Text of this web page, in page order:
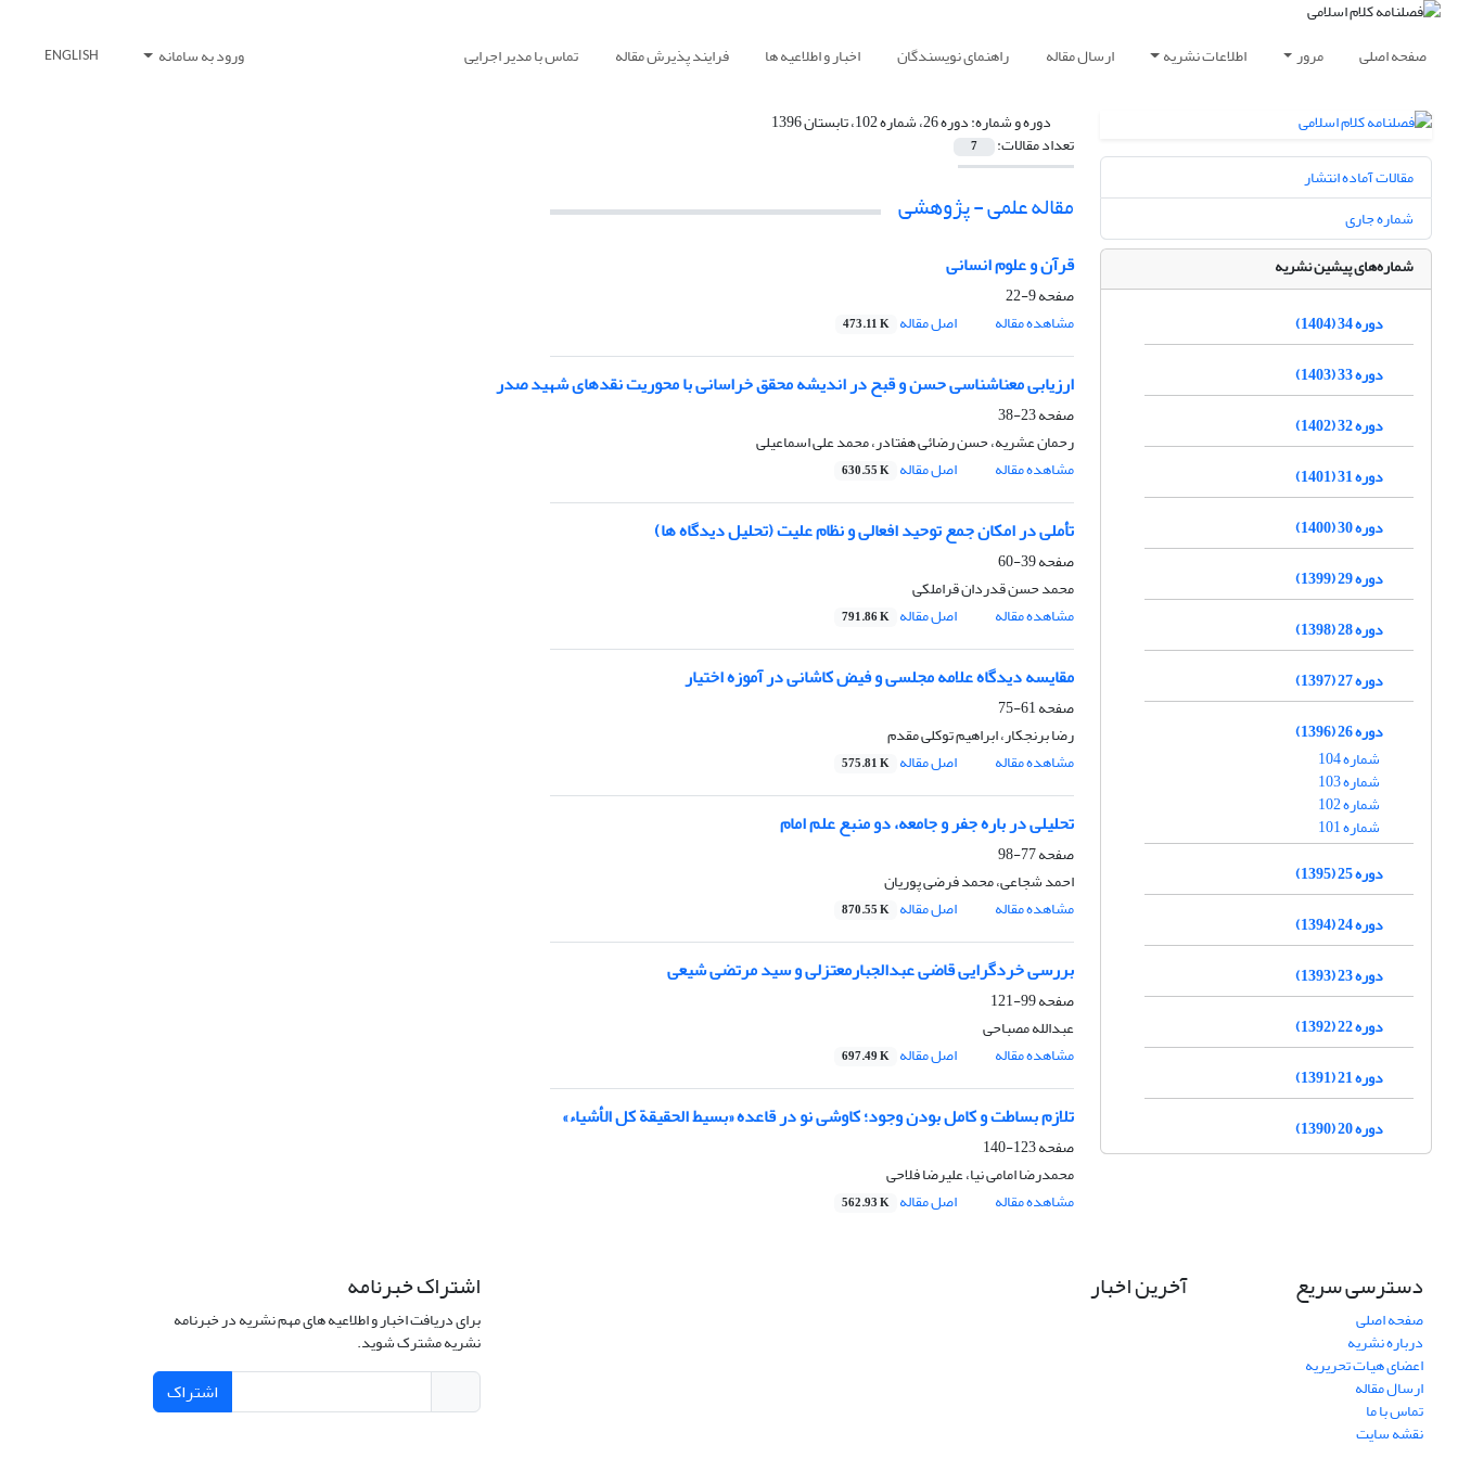
صفحه اصلی مرور اطلاعات نشریه ارسال مقاله راهنمای نویسندگان اخبار و اطلاعیه ها فرایند پذیرش مقاله تماس با مدیر اجرایی ورود به سامانه ENGLISH
دوره و شماره:دوره 26، شماره 102، تابستان 1396
تعداد مقالات: 7
مقاله علمی - پژوهشی
قرآن و علوم انسانی
صفحه9-22
مشاهده مقاله
اصل مقاله 473.11 K
ارزیابی معناشناسی حسن و قبح در اندیشه محقق خراسانی با محوریت نقدهای شهید صدر
صفحه23-38
رحمان عشریه، حسن رضائی هفتادر، محمد علی اسماعیلی
مشاهده مقاله
اصل مقاله 630.55 K
تأملی در امکان جمع توحید افعالی و نظام علیت (تحلیل دیدگاه ها)
صفحه39-60
محمد حسن قدردان قراملکی
مشاهده مقاله
اصل مقاله 791.86 K
مقایسه دیدگاه علامه مجلسی و فیض کاشانی در آموزه اختیار
صفحه61-75
رضا برنجکار، ابراهیم توکلی مقدم
مشاهده مقاله
اصل مقاله 575.81 K
تحلیلی در باره جفر و جامعه، دو منبع علم امام
صفحه77-98
احمد شجاعی، محمد فرضی پوریان
مشاهده مقاله
اصل مقاله 870.55 K
بررسی خردگرایی قاضی عبدالجبارمعتزلی و سید مرتضی شیعی
صفحه99-121
عبدالله مصباحی
مشاهده مقاله
اصل مقاله 697.49 K
تلازم بساطت و کامل بودن وجود؛ کاوشی نو در قاعده «بسیط الحقیقة کل الأشیاء»
صفحه123-140
محمدرضا امامی نیا، علیرضا فلاحی
مشاهده مقاله
اصل مقاله 562.93 K
مقالات آماده انتشار
شماره جاری
شماره‌های پیشین نشریه
دوره 34 (1404)
دوره 33 (1403)
دوره 32 (1402)
دوره 31 (1401)
دوره 30 (1400)
دوره 29 (1399)
دوره 28 (1398)
دوره 27 (1397)
دوره 26 (1396)
شماره 104
شماره 103
شماره 102
شماره 101
دوره 25 (1395)
دوره 24 (1394)
دوره 23 (1393)
دوره 22 (1392)
دوره 21 (1391)
دوره 20 (1390)
دسترسی سریع
صفحه اصلی
درباره نشریه
اعضای هیات تحریریه
ارسال مقاله
تماس با ما
نقشه سایت
آخرین اخبار اشتراک خبرنامه
برای دریافت اخبار و اطلاعیه های مهم نشریه در خبرنامه
نشریه مشترک شوید.
اشتراک